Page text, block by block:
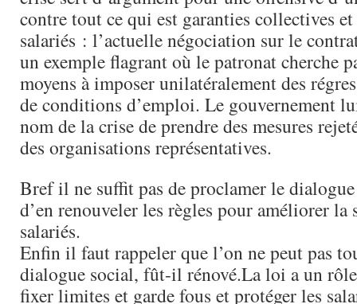
contre tout ce qui est garanties collectives
salariés : l’actuelle négociation sur le
un exemple flagrant où le patronat cherche
moyens à imposer unilatéralement des
de conditions d’emploi. Le gouvernement
nom de la crise de prendre des mesures
des organisations représentatives.
Bref il ne suffit pas de proclamer le
d’en renouveler les règles pour améliorer la
salariés.
Enfin il faut rappeler que l’on ne peut pas
dialogue social, fût-il rénové.La loi a un
fixer limites et garde fous et protéger les